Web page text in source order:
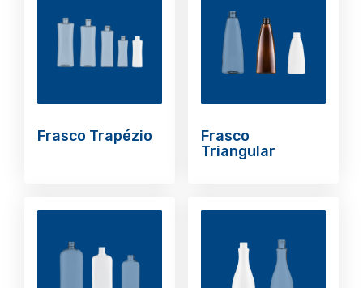
Frasco Trapézio
Frasco
Triangular